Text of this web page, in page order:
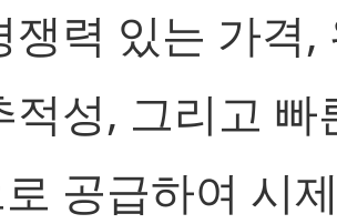
쟁력 있는 가격,
적성, 그리고 빠
공급하여 시